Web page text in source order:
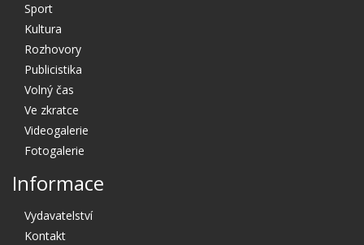
Sport
Kultura
Rozhovory
Publicistika
Volný čas
Ve zkratce
Videogalerie
Fotogalerie
Informace
Vydavatelství
Kontakt